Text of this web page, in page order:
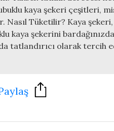
kaya şekeri çeşitleri,
Tüketilir? Kaya
kaya şekerini
tatlandırıcı olarak tercih